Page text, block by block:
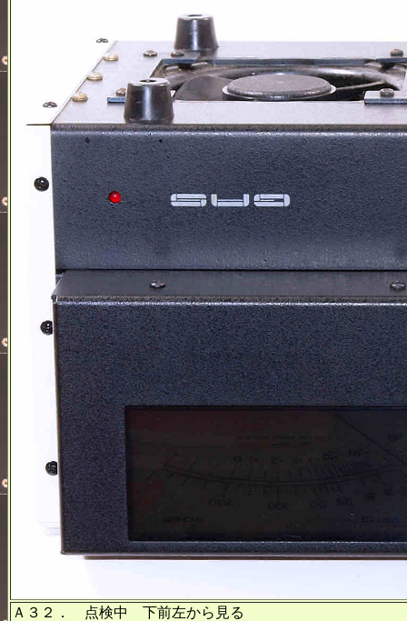
Ａ３２． 点検中 下前左から見る